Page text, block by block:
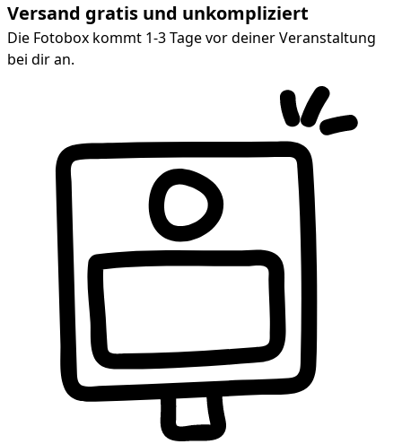
Versand gratis und unkompliziert
Die Fotobox kommt 1-3 Tage vor deiner Veranstaltung
bei dir an.